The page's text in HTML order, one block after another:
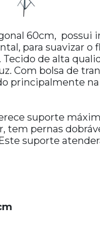
60cm, possui
para suavizar o
de alta
Com bolsa de
principalmente
suporte
tem pernas
suporte